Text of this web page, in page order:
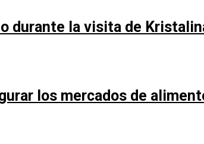
durante la visita de
los mercados de